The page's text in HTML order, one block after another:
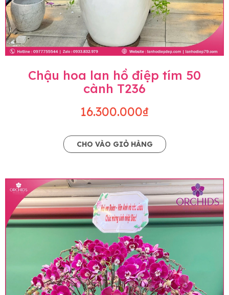
Chậu hoa lan hồ điệp tím 50
cành T236
16.300.000₫
CHO VÀO GIỎ HÀNG